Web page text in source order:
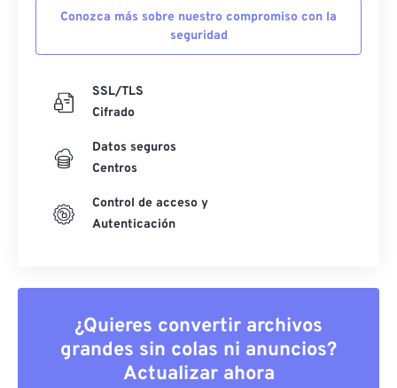
Conozca más sobre nuestro compromiso con la
seguridad
SSL/TLS
Cifrado
Datos seguros
Centros
Control de acceso y
Autenticación
¿Quieres convertir archivos
grandes sin colas ni anuncios?
Actualizar ahora